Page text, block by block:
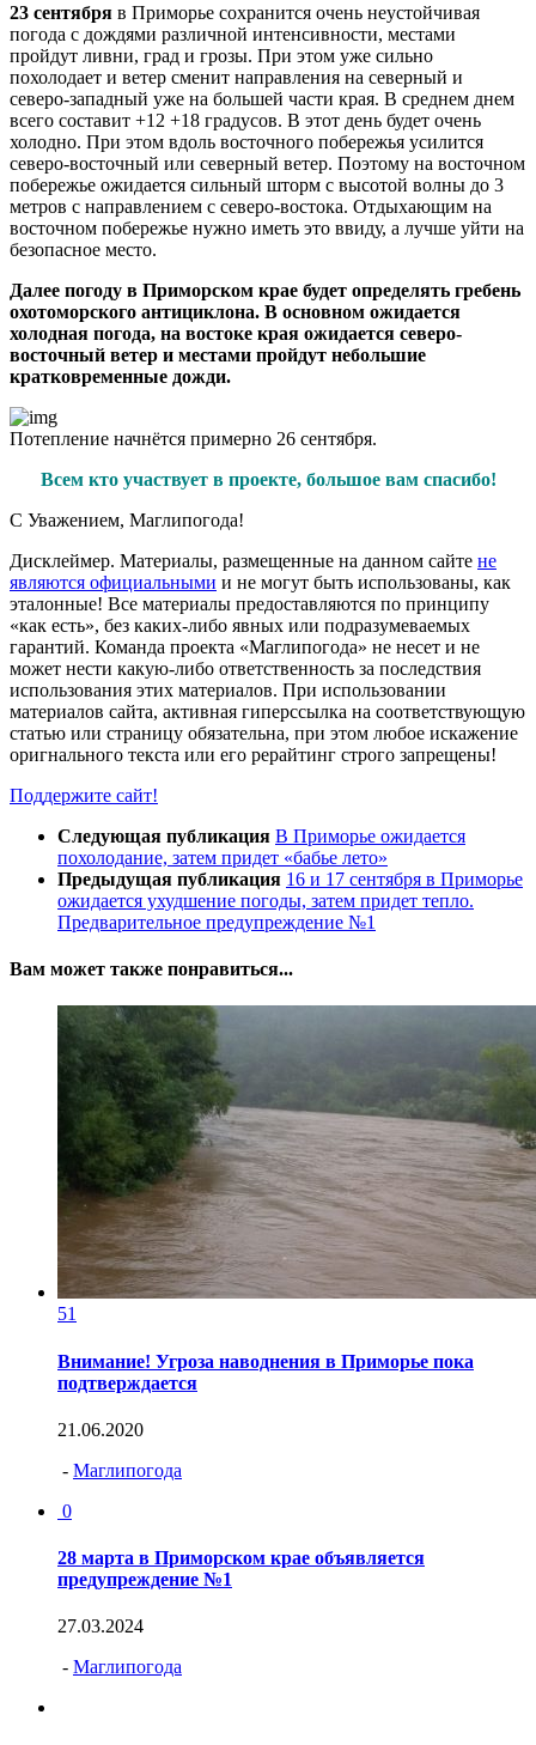
23 сентября в Приморье сохранится очень неустойчивая
погода с дождями различной интенсивности, местами
пройдут ливни, град и грозы. При этом уже сильно
похолодает и ветер сменит направления на северный и
северо-западный уже на большей части края. В среднем днем
всего составит +12 +18 градусов. В этот день будет очень
холодно. При этом вдоль восточного побережья усилится
северо-восточный или северный ветер. Поэтому на восточном
побережье ожидается сильный шторм с высотой волны до 3
метров с направлением с северо-востока. Отдыхающим на
восточном побережье нужно иметь это ввиду, а лучше уйти на
безопасное место.
Далее погоду в Приморском крае будет определять гребень
охотоморского антициклона. В основном ожидается
холодная погода, на востоке края ожидается северо-
восточный ветер и местами пройдут небольшие
кратковременные дожди.
Потепление начнётся примерно 26 сентября.
Всем кто участвует в проекте, большое вам спасибо!
С Уважением, Маглипогода!
Дисклеймер. Материалы, размещенные на данном сайте не
являются официальными и не могут быть использованы, как
эталонные! Все материалы предоставляются по принципу
«как есть», без каких-либо явных или подразумеваемых
гарантий. Команда проекта «Маглипогода» не несет и не
может нести какую-либо ответственность за последствия
использования этих материалов. При использовании
материалов сайта, активная гиперссылка на соответствующую
статью или страницу обязательна, при этом любое искажение
оригнального текста или его рерайтинг строго запрещены!
Поддержите сайт!
Следующая публикация В Приморье ожидается
похолодание, затем придет «бабье лето»
Предыдущая публикация 16 и 17 сентября в Приморье
ожидается ухудшение погоды, затем придет тепло.
Предварительное предупреждение №1
Вам может также понравиться...
51
Внимание! Угроза наводнения в Приморье пока
подтверждается
21.06.2020
- Маглипогода
0
28 марта в Приморском крае объявляется
предупреждение №1
27.03.2024
- Маглипогода